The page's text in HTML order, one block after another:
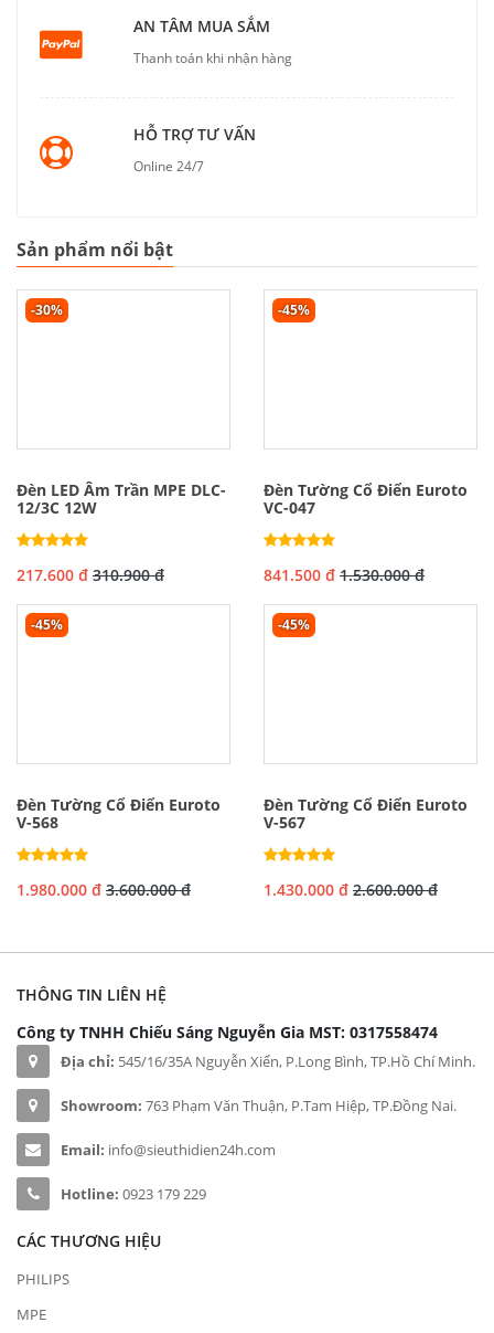
AN TÂM MUA SẮM
Thanh toán khi nhận hàng
HỖ TRỢ TƯ VẤN
Online 24/7
Sản phẩm nổi bật
-30%
Đèn LED Âm Trần MPE DLC-
12/3C 12W
217.600 đ 310.900 đ
-45%
Đèn Tường Cổ Điển Euroto
VC-047
841.500 đ 1.530.000 đ
-45%
Đèn Tường Cổ Điển Euroto
V-568
1.980.000 đ 3.600.000 đ
-45%
Đèn Tường Cổ Điển Euroto
V-567
1.430.000 đ 2.600.000 đ
THÔNG TIN LIÊN HỆ
Công ty TNHH Chiếu Sáng Nguyễn Gia MST: 0317558474
Địa chỉ: 545/16/35A Nguyễn Xiển, P.Long Bình, TP.Hồ Chí Minh.
Showroom: 763 Phạm Văn Thuận, P.Tam Hiệp, TP.Đồng Nai.
Email: info@sieuthidien24h.com
Hotline: 0923 179 229
CÁC THƯƠNG HIỆU
PHILIPS
MPE